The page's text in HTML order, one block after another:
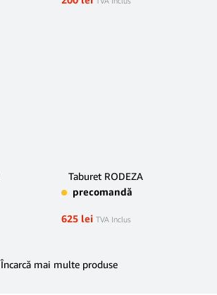
Taburet RODEZA
precomandă
625 lei TVA Inclus
Încarcă mai multe produse